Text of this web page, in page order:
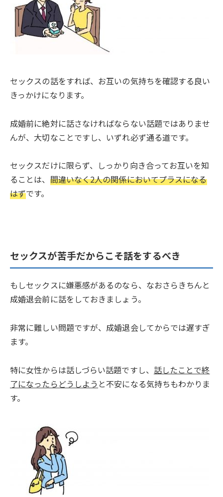
セックスの話をすれば、お互いの気持ちを確認する良い
きっかけになります。
成婚前に絶対に話さなければならない話題ではありませ
んが、大切なことですし、いずれ必ず通る道です。
セックスだけに限らず、しっかり向き合ってお互いを知
ることは、 間違いなく2人の関係においてプラスになる
はずです。
セックスが苦手だからこそ話をするべき
もしセックスに嫌悪感があるのなら、なおさらきちんと
成婚退会前に話をしておきましょう。
非常に難しい問題ですが、成婚退会してからでは遅すぎ
ます。
特に女性からは話しづらい話題ですし、 話したことで終
了になったらどうしよう と不安になる気持ちもわかりま
す。